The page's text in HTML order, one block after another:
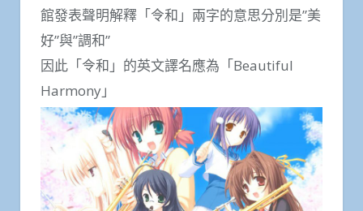
館發表聲明解釋「令和」兩字的意思分別是”美
好”與”調和”
因此「令和」的英文譯名應為「Beautiful
Harmony」